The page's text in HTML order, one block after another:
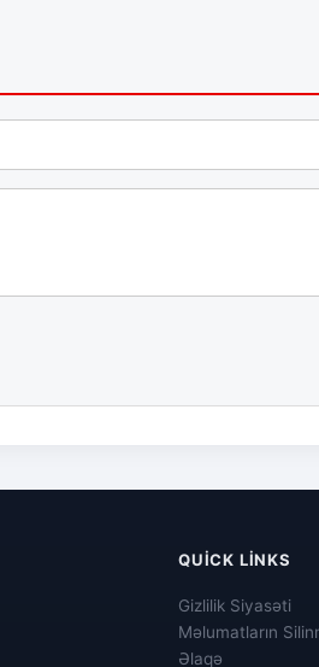
QUICK LINKS
Gizlilik Siyasəti
Məlumatların
Əlaqə